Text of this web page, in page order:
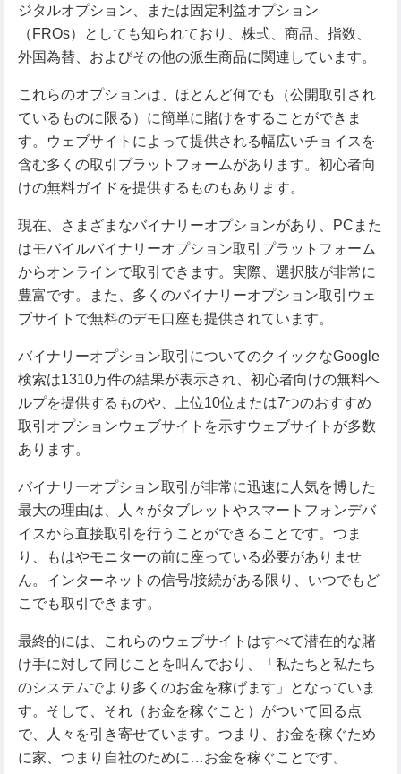
ジタルオプション、または固定利益オプション
（FROs）としても知られており、株式、商品、指数、
外国為替、およびその他の派生商品に関連しています。
これらのオプションは、ほとんど何でも（公開取引され
ているものに限る）に簡単に賭けをすることができま
す。ウェブサイトによって提供される幅広いチョイスを
含む多くの取引プラットフォームがあります。初心者向
けの無料ガイドを提供するものもあります。
現在、さまざまなバイナリーオプションがあり、PCまた
はモバイルバイナリーオプション取引プラットフォーム
からオンラインで取引できます。実際、選択肢が非常に
豊富です。また、多くのバイナリーオプション取引ウェ
ブサイトで無料のデモ口座も提供されています。
バイナリーオプション取引についてのクイックなGoogle
検索は1310万件の結果が表示され、初心者向けの無料ヘ
ルプを提供するものや、上位10位または7つのおすすめ
取引オプションウェブサイトを示すウェブサイトが多数
あります。
バイナリーオプション取引が非常に迅速に人気を博した
最大の理由は、人々がタブレットやスマートフォンデバ
イスから直接取引を行うことができることです。つま
り、もはやモニターの前に座っている必要がありませ
ん。インターネットの信号/接続がある限り、いつでもど
こでも取引できます。
最終的には、これらのウェブサイトはすべて潜在的な賭
け手に対して同じことを叫んでおり、「私たちと私たち
のシステムでより多くのお金を稼げます」となっていま
す。そして、それ（お金を稼ぐこと）がついて回る点
で、人々を引き寄せています。つまり、お金を稼ぐため
に家、つまり自社のために…お金を稼ぐことです。